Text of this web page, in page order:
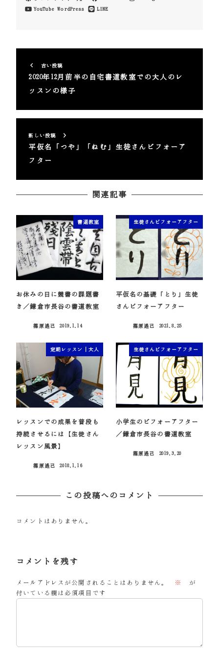
YouTube WordPress LINE
古い投稿
2020年12月前半の自宅書道教室での大人のレ
ッスンの様子
新しい投稿
平仮名「つや」「ねむ」生徒さんビフォーア
フター
関連記事
書道教室
お休みの日に競書の課題書
き／鎌倉市長谷の書道教室
篠原遙己
2019.1.14
生徒さんビフォーアフター
平仮名の基礎「とり」生徒
さんビフォーアフター
篠原遙己
2021.8.25
定期レッスン｜大人
レッスンでの成果を普段も
持続させるには【生徒さん
レッスン風景】
篠原遙己
2018.1.16
生徒さんビフォーアフター
小学生のビフォーアフター
／鎌倉市長谷の書道教室
篠原遙己
2019.3.20
この投稿へのコメント
コメントはありません。
コメントを残す
メールアドレスが公開されることはありません。 ※
が
付いている欄は必須項目です